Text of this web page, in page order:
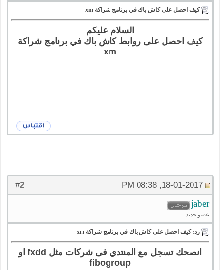
كيف احصل على كاش باك في برنامج شراكة xm
السلام عليكم
كيف احصل على روابط كاش باك في برنامج شراكة
xm
#
2 18-01-2017, 08:38 PM
jaber
عضو جديد
رد: كيف احصل على كاش باك في برنامج شراكة xm
انصحك تسجل مع المنتدي فى شركات مثل fxdd او
fibogroup